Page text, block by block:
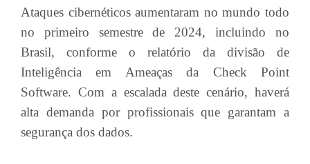
Ataques cibernéticos aumentaram no mundo todo
no primeiro semestre de 2024, incluindo no
Brasil, conforme o relatório da divisão de
Inteligência em Ameaças da Check Point
Software. Com a escalada deste cenário, haverá
alta demanda por profissionais que garantam a
segurança dos dados.